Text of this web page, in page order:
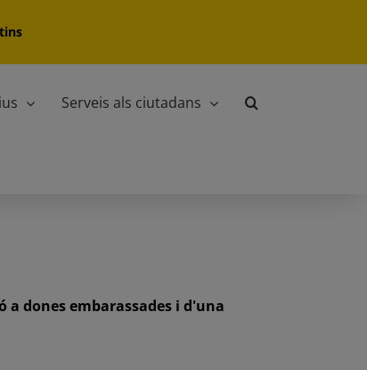
Serveis als ciutadans
dones embarassades i d'una